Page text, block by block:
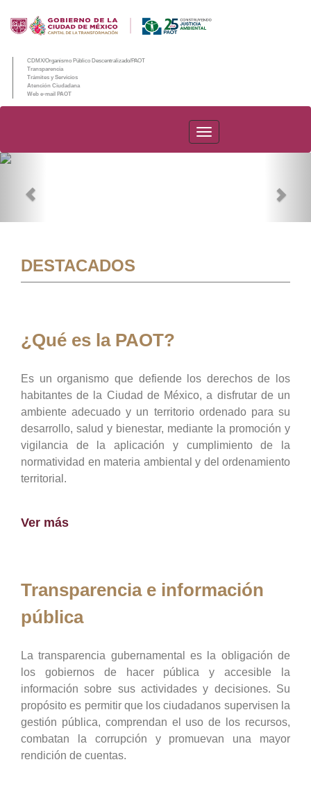
CDMX/Organismo Público Descentralizado/PAOT
Transparencia
Trámites y Servicios
Atención Ciudadana
Web e-mail PAOT
PAOT
DESTACADOS
¿Qué es la PAOT?
Es un organismo que defiende los derechos de los
habitantes de la Ciudad de México, a disfrutar de un
ambiente adecuado y un territorio ordenado para su
desarrollo, salud y bienestar, mediante la promoción y
vigilancia de la aplicación y cumplimiento de la
normatividad en materia ambiental y del ordenamiento
territorial.
Ver más
Transparencia e información
pública
La transparencia gubernamental es la obligación de
los gobiernos de hacer pública y accesible la
información sobre sus actividades y decisiones. Su
propósito es permitir que los ciudadanos supervisen la
gestión pública, comprendan el uso de los recursos,
combatan la corrupción y promuevan una mayor
rendición de cuentas.